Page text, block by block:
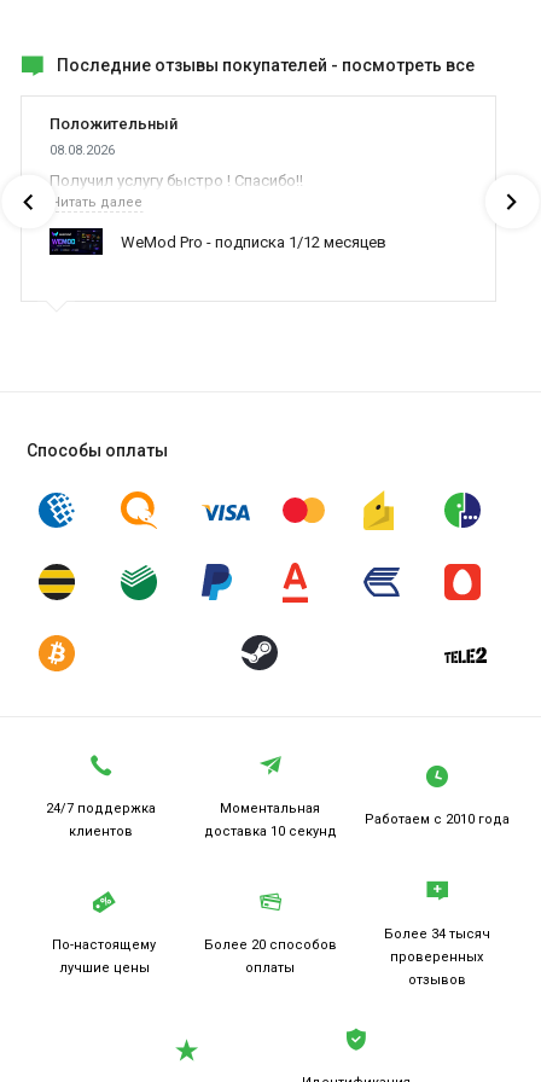
Последние отзывы покупателей - посмотреть все
Положительный
08.08.2026
Получил услугу быстро ! Спасибо!!
Читать далее
WeMod Pro - подписка 1/12 месяцев
Способы оплаты
24/7 поддержка
клиентов
Моментальная
доставка 10 секунд
Работаем с 2010 года
По-настоящему
лучшие цены
Более 20 способов
оплаты
Более 34 тысяч
проверенных
отзывов